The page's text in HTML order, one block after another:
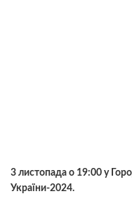
3 листопада о 19:00 у
України-2024.